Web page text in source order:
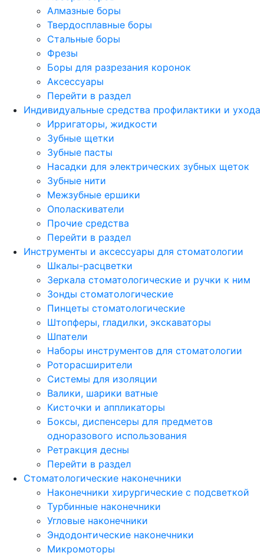
Алмазные боры
Твердосплавные боры
Стальные боры
Фрезы
Боры для разрезания коронок
Аксессуары
Перейти в раздел
Индивидуальные средства профилактики и ухода
Ирригаторы, жидкости
Зубные щетки
Зубные пасты
Насадки для электрических зубных щеток
Зубные нити
Межзубные ершики
Ополаскиватели
Прочие средства
Перейти в раздел
Инструменты и аксессуары для стоматологии
Шкалы-расцветки
Зеркала стоматологические и ручки к ним
Зонды стоматологические
Пинцеты стоматологические
Штопферы, гладилки, экскаваторы
Шпатели
Наборы инструментов для стоматологии
Роторасширители
Системы для изоляции
Валики, шарики ватные
Кисточки и аппликаторы
Боксы, диспенсеры для предметов
одноразового использования
Ретракция десны
Перейти в раздел
Стоматологические наконечники
Наконечники хирургические с подсветкой
Турбинные наконечники
Угловые наконечники
Эндодонтические наконечники
Микромоторы